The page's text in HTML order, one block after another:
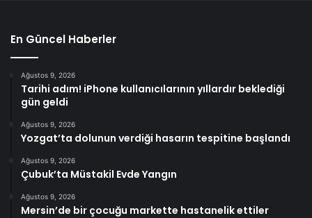
En Güncel Haberler
Ağustos 9, 2026
Tarihi adım! iPhone kullanıcılarının yıllardır beklediği
gün geldi
Ağustos 9, 2026
Yozgat’ta dolunun verdiği hasarın tespitine başlandı
Ağustos 9, 2026
Çubuk’ta Müstakil Evde Yangın
Ağustos 9, 2026
Mersin’de bir çocuğu markette hastanelik ettiler